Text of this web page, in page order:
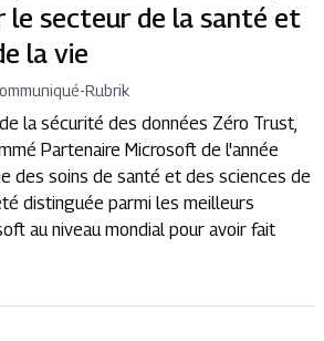
le secteur de la santé et
la vie
-Rubrik
la sécurité des données Zéro Trust,
Partenaire Microsoft de l'année
des soins de santé et des sciences de
distinguée parmi les meilleurs
au niveau mondial pour avoir fait